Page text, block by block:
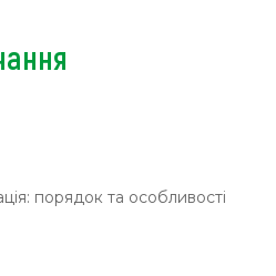
порядок та особливості